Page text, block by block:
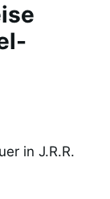
in J.R.R.